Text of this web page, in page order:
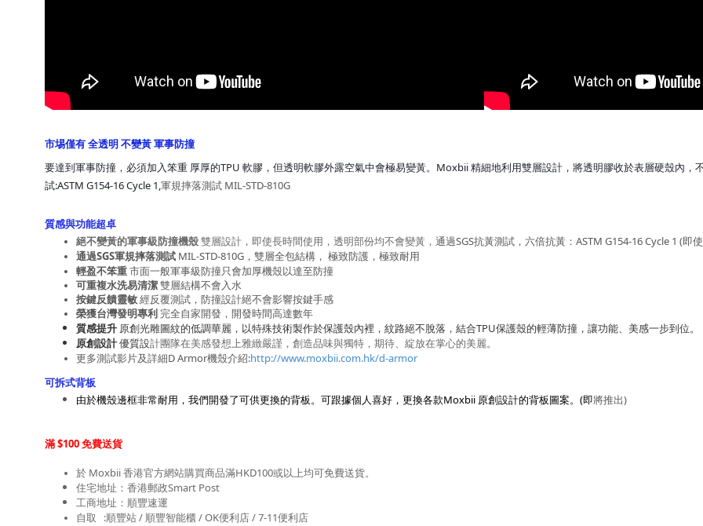
市埸僅有 全透明 不變黃 軍事防撞
要達到軍事防撞，必須加入笨重 厚厚的TPU 軟膠，但透明軟膠外露空氣中會極易變黃。Moxbii 精細地利用雙層設計，將透明膠收於表層硬殼內，
試:ASTM G154-16 Cycle 1, 軍規摔落測試 MIL-STD-810G
質感與功能超卓
絕不變黃的軍事級防撞機殼 雙層設計，即使長時間使用，透明部份均不會變黃， 通過SGS抗黃測試，六倍抗黃：ASTM G154-16 Cycle 1 (即
通過SGS軍規摔落測試 MIL-STD-810G，雙層全包結構， 極致防護，極致耐用
輕盈不笨重 市面一般軍事級防撞只會加厚機殼以達至防撞
可重複水洗易清潔 雙層結構不會入水
按鍵反饋靈敏 經反覆測試，防撞設計絕不會影響按鍵手感
榮獲台灣發明專利 完全自家開發，開發時間高達數年
質感提升 原創光雕圖紋的低調華麗，以特殊技術製作於保護殼內裡，紋路絕不脫落，結合TPU保護殼的輕薄防撞，讓功能、美感一步到位。
原創設計優質設計團隊在美感發想上雅緻嚴謹，創造品味與獨特，期待、綻放在掌心的美麗。
更多測試影片及詳細D Armor機殼介紹:http://www.moxbii.com.hk/d-armor
可拆式背板
由於機殼邊框非常耐用，我們開發了可供更換的背板。可跟據個人喜好，更換各款Moxbii 原創設計的背板圖案。(即將推出)
滿 $100 免費送貨
於 Moxbii 香港官方網站購買商品滿HKD100或以上均可免費送貨。
住宅地址：香港郵政Smart Post
工商地址：順豐速運
自取   :順豐站 / 順豐智能櫃 / OK便利店 / 7-11便利店